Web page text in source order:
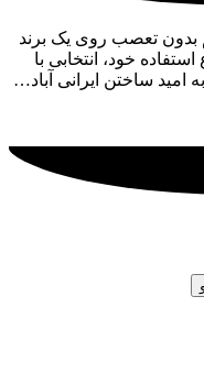
بدون تعصب روی یک برند
خود، انتخابی با
ساختن ایرانی آباد…